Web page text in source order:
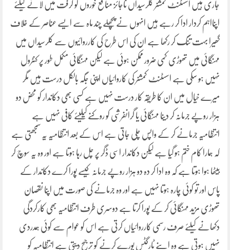
جاری ہیں اسسٹنٹ کمشنر کلرسیداں ناجائز منافع خوروں کو گرفت میں لانے کیلئے
اپنااہم کردار ادا کر رہے ہیں انہوں نے پچھلے چند ماہ سے ایسے عناصر کے خلاف
گھیرا بہت تنگ کر رکھا ہے ان کی اس طرح کی کارروائیوں سے کلرسیداں میں
مہنگائی میں تھوڑی کمی ضرور ممکن ہوئی ہے لیکن مہنگائی مکمل طور پر کنٹرول
نہیں ہو سکی ہے اسسٹنٹ کمشنر کی کاروائیاں اپنی جگہ بالکل درست ہیں مگر
میرے خیال میں ان کا طریقہ کار درست نہیں ہے کسی بھی دکاندار کو محض دو
ہزار روپے جرمانہ کر دینا مہنگائی یا گرانفرشی کو روکنے کیلیئے کافی نہیں ہے
انتظامیہ جرمانے کر کے واپس چلی جاتی ہے اس کے بعد انتظامیہ یہ سمجھتی ہے
کہ ہمارا کام ختم ہو گیا ہے لیکن دکاندار اسی ڈگر پر چل رہا ہوتا ہے اور وہ یہ سوچ کر
بیٹھا ہوا ہوتا ہے کہ وہ ادا کر دہ دو ہزار روپے جرمانہ کیسے پورا کرے دکاندار کے
پاس اور تو کوئی چارہ ہوتا نہیں ہے اور وہ جرمانے کی صورت میں اپنا نقصان
تھوڑی مزید مہنگائی کر کے پورا کرتا ہے دوسری طرف انتظامیہ بھی کارکردگی
دکھانے کیلئے صرف رسمی کارروائیاں کرتی ہے اس کو عوام سے کوئی ہمدردی
نہیں ہوتی ہے وہ اپنے ٹارگٹس پورے کرنے کو ترجیح دیتی ہے انتظامیہ کو